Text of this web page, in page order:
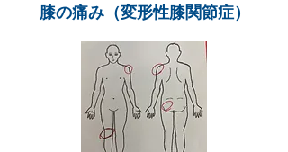
​膝の痛み（変形性膝関節症）